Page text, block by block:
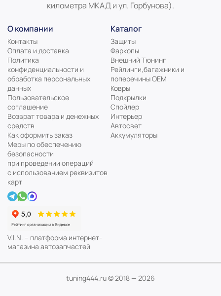
километра МКАД и ул. Горбунова).
О компании
Контакты
Оплата и доставка
Политика
конфиденциальности и
обработка персональных
данных
Пользовательское
соглашение
Возврат товара и денежных
средств
Как оформить заказ
Меры по обеспечению
безопасности
при проведении операций
с использованием реквизитов
карт
V.I.N. – платформа интернет-
магазина автозапчастей
Каталог
Защиты
Фаркопы
Внешний Тюнинг
Рейлинги,багажники и
поперечины ОЕМ
Ковры
Подкрылки
Спойлер
Интерьер
Автосвет
Аккумуляторы
tuning444.ru © 2018 — 2026